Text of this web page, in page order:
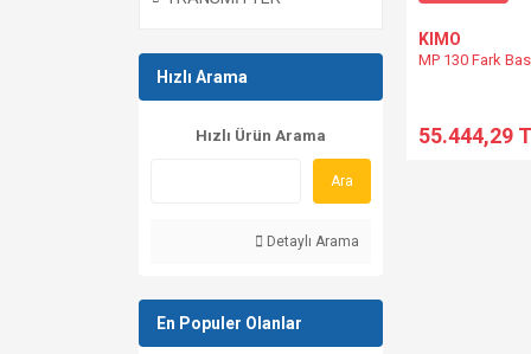
Hızlı Arama
Hızlı Ürün Arama
Ara
Detaylı Arama
En Populer Olanlar
KIMO
MP 130 Fark
55.444,29